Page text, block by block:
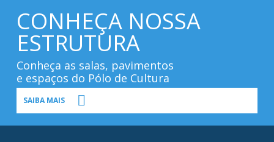
CONHEÇA NOSSA
ESTRUTURA
Conheça as salas, pavimentos
e espaços do Pólo de Cultura
SAIBA MAIS